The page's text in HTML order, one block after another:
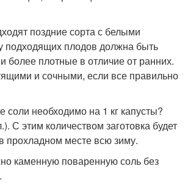
поздние сорта с белыми
подходящих плодов должна быть
более плотные в отличие от ранних.
и сочными, если все правильно
соли необходимо на 1 кг капусты?
С этим количеством заготовка будет
прохладном месте всю зиму.
каменную поваренную соль без